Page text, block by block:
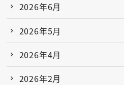
2026年6月
2026年5月
2026年4月
2026年2月